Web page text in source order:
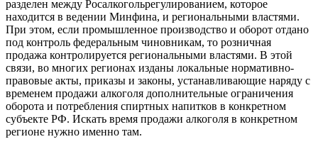
разделен между Росалкогольрегулированием, которое
находится в ведении Минфина, и региональными властями.
При этом, если промышленное производство и оборот отдано
под контроль федеральным чиновникам, то розничная
продажа контролируется региональными властями. В этой
связи, во многих регионах изданы локальные нормативно-
правовые акты, приказы и законы, устанавливающие наряду с
временем продажи алкоголя дополнительные ограничения
оборота и потребления спиртных напитков в конкретном
субъекте РФ. Искать время продажи алкоголя в конкретном
регионе нужно именно там.